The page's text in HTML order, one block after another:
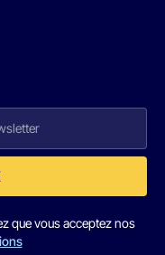
que vous acceptez nos